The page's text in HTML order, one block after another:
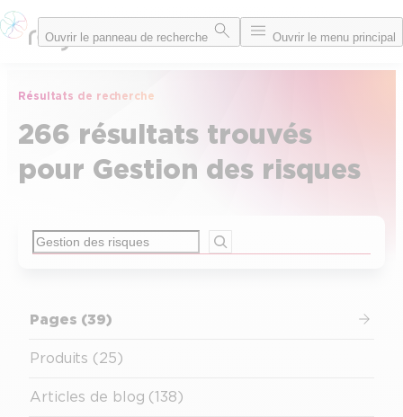
Ouvrir le panneau de recherche Ouvrir le menu principal
Résultats de recherche
266 résultats trouvés
pour Gestion des risques
Rechercher
Pages (39)
Produits (25)
Articles de blog (138)